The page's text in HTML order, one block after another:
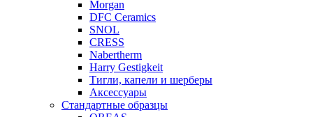
Morgan
DFC Ceramics
SNOL
CRESS
Nabertherm
Harry Gestigkeit
Тигли, капели и шерберы
Аксессуары
Стандартные образцы